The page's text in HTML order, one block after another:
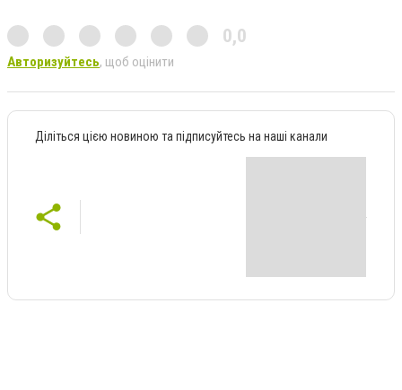
0,0
Авторизуйтесь, щоб оцінити
Діліться цією новиною та підписуйтесь на наші канали